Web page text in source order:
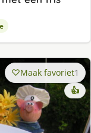
Maak favoriet1
👍